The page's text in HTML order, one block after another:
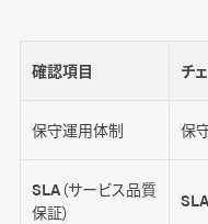
確認項目 チ
保守運用体制 保
SLA（サービス品質
保証）